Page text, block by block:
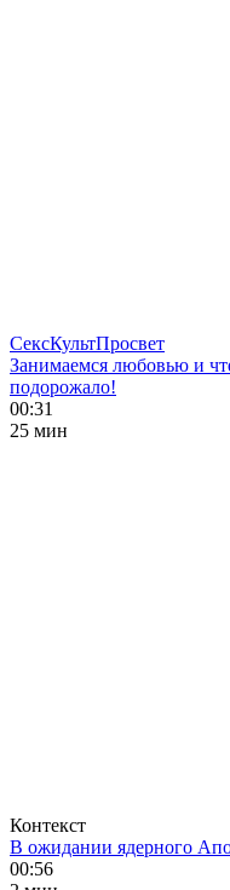
СексКультПросвет
Занимаемся любовью и
подорожало!
00:31
25 мин
Контекст
В ожидании ядерного
00:56